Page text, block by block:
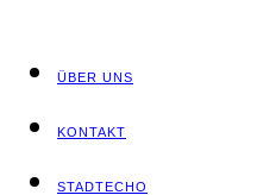
ÜBER UNS
KON­TAKT
STADT­ECHO